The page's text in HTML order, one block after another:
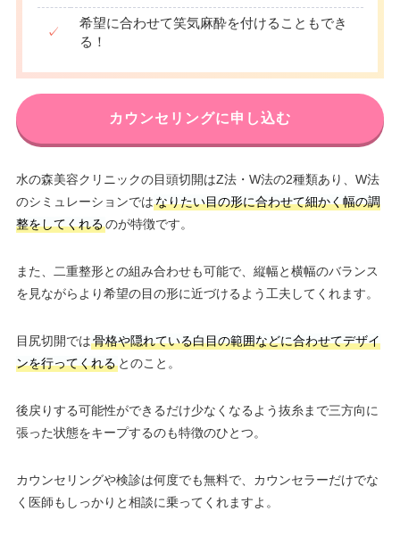
✓
希望に合わせて笑気麻酔を付けることもでき
る！
カウンセリングに申し込む
水の森美容クリニックの目頭切開はZ法・W法の2種類あり、W法
のシミュレーションではなりたい目の形に合わせて細かく幅の調
整をしてくれるのが特徴です。
また、二重整形との組み合わせも可能で、縦幅と横幅のバランス
を見ながらより希望の目の形に近づけるよう工夫してくれます。
目尻切開では骨格や隠れている白目の範囲などに合わせてデザイ
ンを行ってくれるとのこと。
後戻りする可能性ができるだけ少なくなるよう抜糸まで三方向に
張った状態をキープするのも特徴のひとつ。
カウンセリングや検診は何度でも無料で、カウンセラーだけでな
く医師もしっかりと相談に乗ってくれますよ。